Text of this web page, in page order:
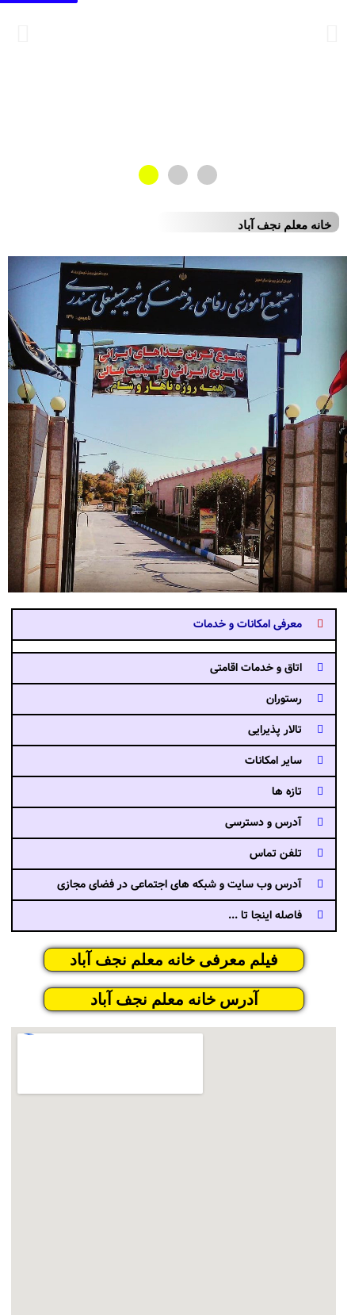
خانه معلم نجف آباد
معرفی امکانات و خدمات
اتاق و خدمات اقامتی
رستوران
تالار پذیرایی
سایر امکانات
تازه ها
آدرس و دسترسی
تلفن تماس
آدرس وب سایت و شبکه های اجتماعی در فضای مجازی
فاصله اینجا تا ...
فیلم معرفی خانه معلم نجف آباد
آدرس خانه معلم نجف آباد